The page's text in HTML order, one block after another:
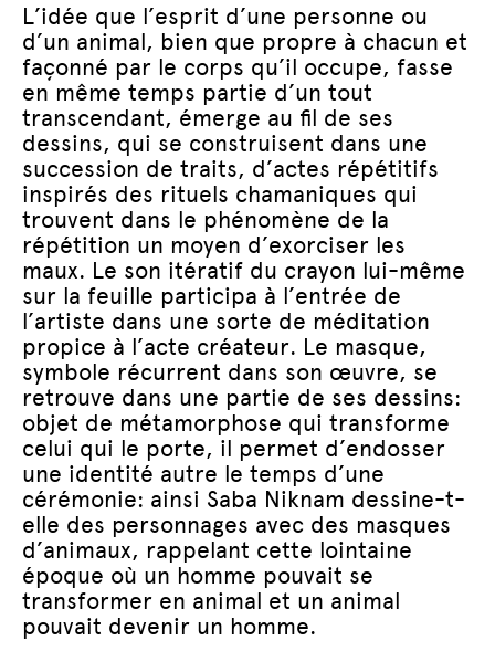
L’idée que l’esprit d’une personne ou
d’un animal, bien que propre à chacun et
façonné par le corps qu’il occupe, fasse
en même temps partie d’un tout
transcendant, émerge au fil de ses
dessins, qui se construisent dans une
succession de traits, d’actes répétitifs
inspirés des rituels chamaniques qui
trouvent dans le phénomène de la
répétition un moyen d’exorciser les
maux. Le son itératif du crayon lui-même
sur la feuille participa à l’entrée de
l’artiste dans une sorte de méditation
propice à l’acte créateur. Le masque,
symbole récurrent dans son œuvre, se
retrouve dans une partie de ses dessins:
objet de métamorphose qui transforme
celui qui le porte, il permet d’endosser
une identité autre le temps d’une
cérémonie: ainsi Saba Niknam dessine-t-
elle des personnages avec des masques
d’animaux, rappelant cette lointaine
époque où un homme pouvait se
transformer en animal et un animal
pouvait devenir un homme.